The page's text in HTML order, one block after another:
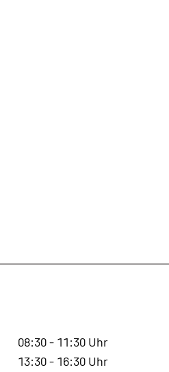
08:30- 11:30 Uhr
13:30- 16:30 Uhr